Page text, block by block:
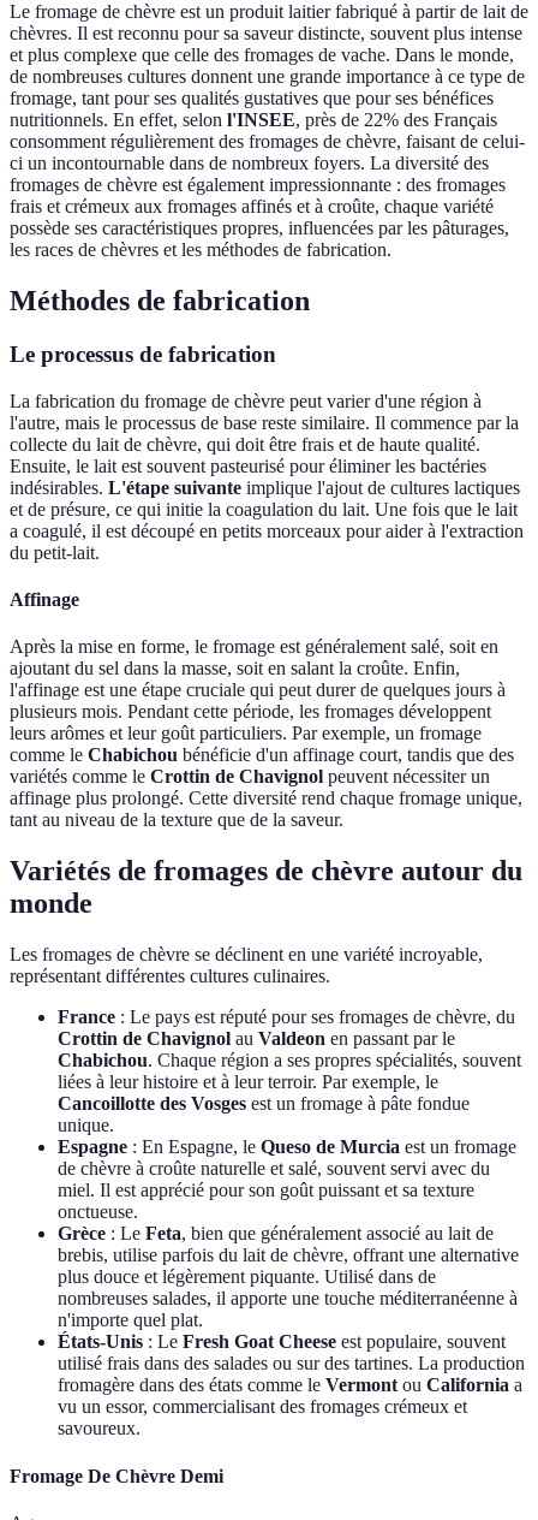
Le fromage de chèvre est un produit laitier fabriqué à partir de lait de
chèvres. Il est reconnu pour sa saveur distincte, souvent plus intense
et plus complexe que celle des fromages de vache. Dans le monde,
de nombreuses cultures donnent une grande importance à ce type de
fromage, tant pour ses qualités gustatives que pour ses bénéfices
nutritionnels. En effet, selon l'INSEE, près de 22% des Français
consomment régulièrement des fromages de chèvre, faisant de celui-
ci un incontournable dans de nombreux foyers. La diversité des
fromages de chèvre est également impressionnante : des fromages
frais et crémeux aux fromages affinés et à croûte, chaque variété
possède ses caractéristiques propres, influencées par les pâturages,
les races de chèvres et les méthodes de fabrication.
Méthodes de fabrication
Le processus de fabrication
La fabrication du fromage de chèvre peut varier d'une région à
l'autre, mais le processus de base reste similaire. Il commence par la
collecte du lait de chèvre, qui doit être frais et de haute qualité.
Ensuite, le lait est souvent pasteurisé pour éliminer les bactéries
indésirables. L'étape suivante implique l'ajout de cultures lactiques
et de présure, ce qui initie la coagulation du lait. Une fois que le lait
a coagulé, il est découpé en petits morceaux pour aider à l'extraction
du petit-lait.
Affinage
Après la mise en forme, le fromage est généralement salé, soit en
ajoutant du sel dans la masse, soit en salant la croûte. Enfin,
l'affinage est une étape cruciale qui peut durer de quelques jours à
plusieurs mois. Pendant cette période, les fromages développent
leurs arômes et leur goût particuliers. Par exemple, un fromage
comme le Chabichou bénéficie d'un affinage court, tandis que des
variétés comme le Crottin de Chavignol peuvent nécessiter un
affinage plus prolongé. Cette diversité rend chaque fromage unique,
tant au niveau de la texture que de la saveur.
Variétés de fromages de chèvre autour du
monde
Les fromages de chèvre se déclinent en une variété incroyable,
représentant différentes cultures culinaires.
France : Le pays est réputé pour ses fromages de chèvre, du
Crottin de Chavignol au Valdeon en passant par le
Chabichou. Chaque région a ses propres spécialités, souvent
liées à leur histoire et à leur terroir. Par exemple, le
Cancoillotte des Vosges est un fromage à pâte fondue
unique.
Espagne : En Espagne, le Queso de Murcia est un fromage
de chèvre à croûte naturelle et salé, souvent servi avec du
miel. Il est apprécié pour son goût puissant et sa texture
onctueuse.
Grèce : Le Feta, bien que généralement associé au lait de
brebis, utilise parfois du lait de chèvre, offrant une alternative
plus douce et légèrement piquante. Utilisé dans de
nombreuses salades, il apporte une touche méditerranéenne à
n'importe quel plat.
États-Unis : Le Fresh Goat Cheese est populaire, souvent
utilisé frais dans des salades ou sur des tartines. La production
fromagère dans des états comme le Vermont ou California a
vu un essor, commercialisant des fromages crémeux et
savoureux.
Fromage De Chèvre Demi